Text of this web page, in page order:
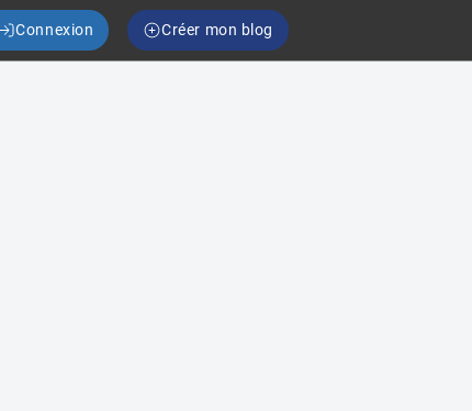
Connexion Créer mon blog